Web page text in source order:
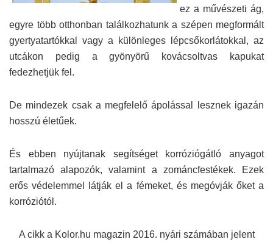
ez a művészeti ág,
egyre több otthonban találkozhatunk a szépen megformált
gyertyatartókkal vagy a különleges lépcsőkorlátokkal, az
utcákon pedig a gyönyörű kovácsoltvas kapukat
fedezhetjük fel.
De mindezek csak a megfelelő ápolással lesznek igazán
hosszú életűek.
És ebben nyújtanak segítséget korróziógátló anyagot
tartalmazó alapozók, valamint a zománcfestékek. Ezek
erős védelemmel látják el a fémeket, és megóvják őket a
korróziótól.
A cikk a Kolor.hu magazin 2016. nyári számában jelent